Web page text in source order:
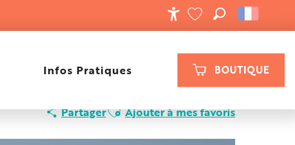
BOUTIQUE
VOIR LES FAVORIS
RECHERCHE
Infos Pratiques
PartagerAjouter aux favoris
Ajouter à mes favoris